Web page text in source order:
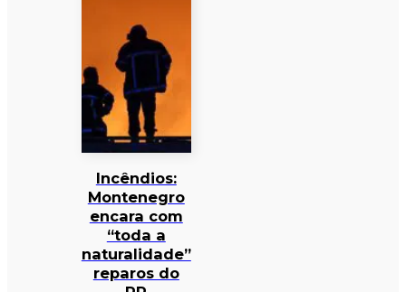
Incêndios:
Montenegro
encara com
“toda a
naturalidade”
reparos do